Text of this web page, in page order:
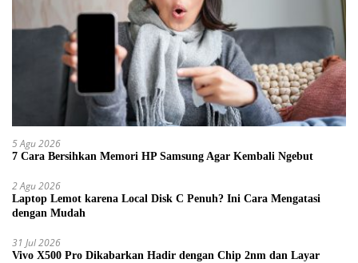
5 Agu 2026
7 Cara Bersihkan Memori HP Samsung Agar Kembali Ngebut
2 Agu 2026
Laptop Lemot karena Local Disk C Penuh? Ini Cara Mengatasi
dengan Mudah
31 Jul 2026
Vivo X500 Pro Dikabarkan Hadir dengan Chip 2nm dan Layar